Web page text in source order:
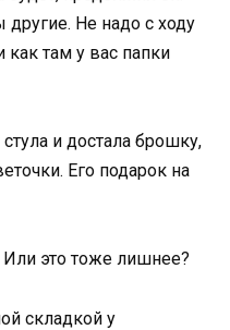
Не надо с ходу
как там у вас папки
и достала брошку,
Его подарок на
это тоже лишнее?
складкой у